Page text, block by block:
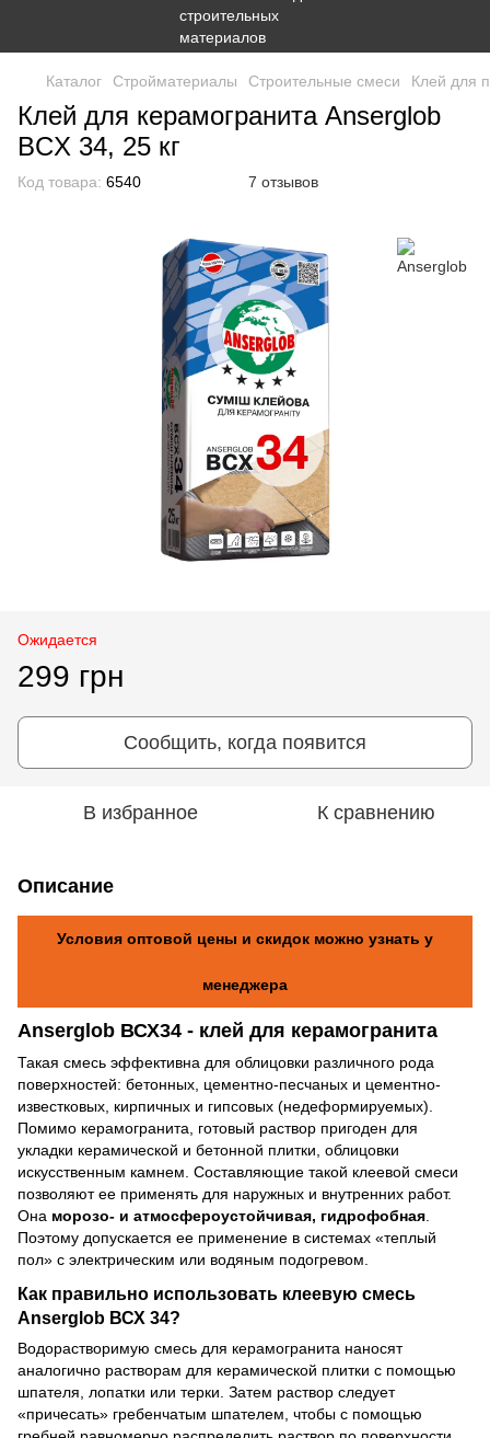
Каталог Стройматериалы Строительные смеси Клей для
Клей для керамогранита Anserglob
BCX 34, 25 кг
Код товара: 6540 7 отзывов
Ожидается
299 грн
Сообщить, когда появится
В избранное К сравнению
Описание
Условия оптовой цены и скидок можно узнать у
менеджера
Anserglob ВСХ34 - клей для керамогранита
Такая смесь эффективна для облицовки различного рода
поверхностей: бетонных, цементно-песчаных и цементно-
известковых, кирпичных и гипсовых (недеформируемых).
Помимо керамогранита, готовый раствор пригоден для
укладки керамической и бетонной плитки, облицовки
искусственным камнем. Составляющие такой клеевой смеси
позволяют ее применять для наружных и внутренних работ.
Она морозо- и атмосфероустойчивая, гидрофобная
Поэтому допускается ее применение в системах «теплый
пол» с электрическим или водяным подогревом.
Как правильно использовать клеевую смесь
Anserglob ВСХ 34?
Водорастворимую смесь для керамогранита наносят
аналогично растворам для керамической плитки с помощью
шпателя, лопатки или терки. Затем раствор следует
«причесать» гребенчатым шпателем, чтобы с помощью